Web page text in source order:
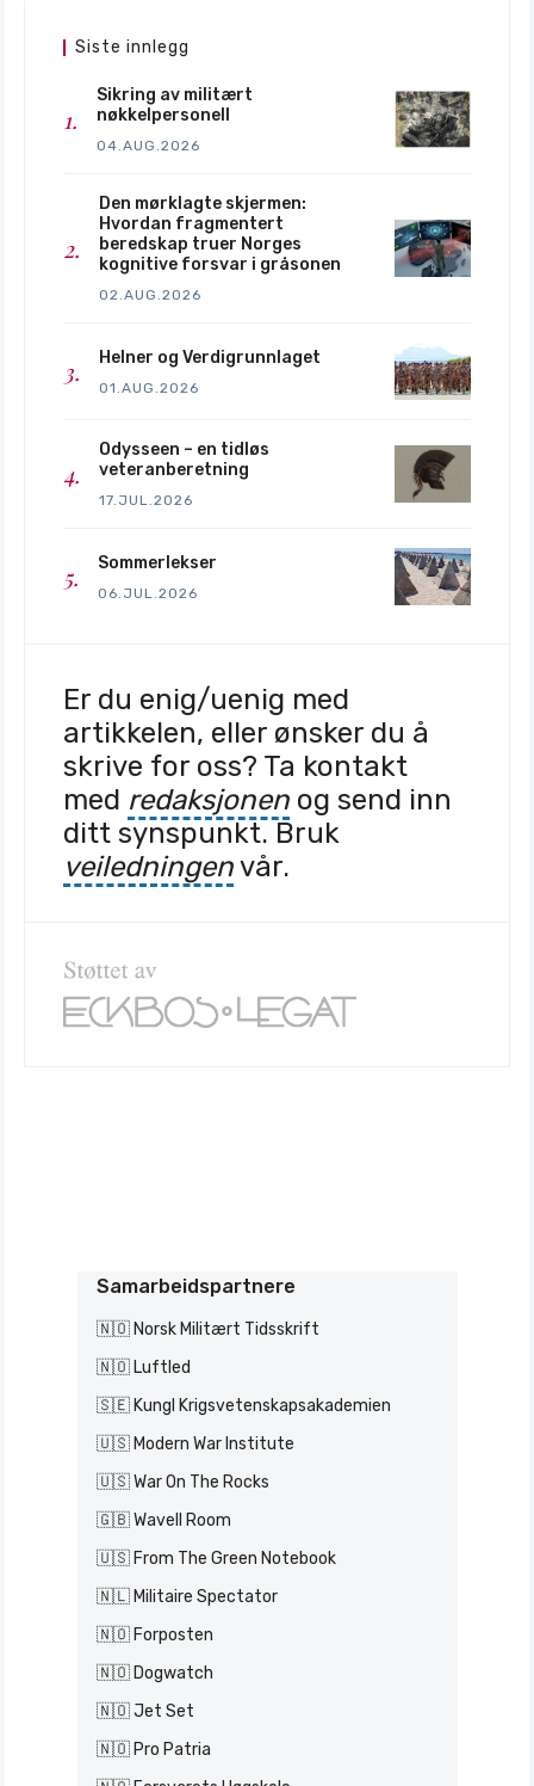
Siste innlegg
Sikring av militært
nøkkelpersonell
04.AUG.2026
Den mørklagte skjermen:
Hvordan fragmentert
beredskap truer Norges
kognitive forsvar i gråsonen
02.AUG.2026
Helner og Verdigrunnlaget
01.AUG.2026
Odysseen – en tidløs
veteranberetning
17.JUL.2026
Sommerlekser
06.JUL.2026
Er du enig/uenig med
artikkelen, eller ønsker du å
skrive for oss? Ta kontakt
med redaksjonen og send inn
ditt synspunkt. Bruk
veiledningenvår.
Samarbeidspartnere
🇳🇴 Norsk Militært Tidsskrift
🇳🇴 Luftled
🇸🇪 Kungl Krigsvetenskapsakademien
🇺🇸 Modern War Institute
🇺🇸 War On The Rocks
🇬🇧 Wavell Room
🇺🇸 From The Green Notebook
🇳🇱 Militaire Spectator
🇳🇴 Forposten
🇳🇴 Dogwatch
🇳🇴 Jet Set
🇳🇴 Pro Patria